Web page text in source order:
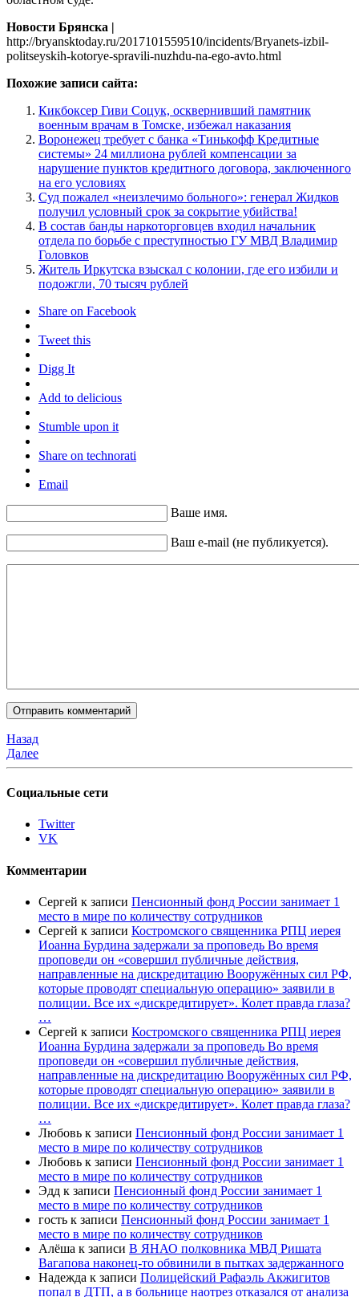
Новости Брянска |
http://bryansktoday.ru/2017101559510/incidents/Bryanets-izbil-
politseyskih-kotorye-spravili-nuzhdu-na-ego-avto.html
Похожие записи сайта:
Кикбоксер Гиви Соцук, осквернивший памятник
военным врачам в Томске, избежал наказания
Воронежец требует с банка «Тинькофф Кредитные
системы» 24 миллиона рублей компенсации за
нарушение пунктов кредитного договора, заключенного
на его условиях
Суд пожалел «неизлечимо больного»: генерал Жидков
получил условный срок за сокрытие убийства!
В состав банды наркоторговцев входил начальник
отдела по борьбе с преступностью ГУ МВД Владимир
Головков
Житель Иркутска взыскал с колонии, где его избили и
подожгли, 70 тысяч рублей
Share on Facebook
Tweet this
Digg It
Add to delicious
Stumble upon it
Share on technorati
Email
Ваше имя.
Ваш e-mail (не публикуется).
Назад
Далее
Социальные сети
Twitter
VK
Комментарии
Сергей к записи Пенсионный фонд России занимает 1
место в мире по количеству сотрудников
Сергей к записи Костромского священника РПЦ иерея
Иоанна Бурдина задержали за проповедь Во время
проповеди он «совершил публичные действия,
направленные на дискредитацию Вооружённых сил РФ,
которые проводят специальную операцию» заявили в
полиции. Все их «дискредитирует». Колет правда глаза?
…
Сергей к записи Костромского священника РПЦ иерея
Иоанна Бурдина задержали за проповедь Во время
проповеди он «совершил публичные действия,
направленные на дискредитацию Вооружённых сил РФ,
которые проводят специальную операцию» заявили в
полиции. Все их «дискредитирует». Колет правда глаза?
…
Любовь к записи Пенсионный фонд России занимает 1
место в мире по количеству сотрудников
Любовь к записи Пенсионный фонд России занимает 1
место в мире по количеству сотрудников
Эдд к записи Пенсионный фонд России занимает 1
место в мире по количеству сотрудников
гость к записи Пенсионный фонд России занимает 1
место в мире по количеству сотрудников
Алёша к записи В ЯНАО полковника МВД Ришата
Вагапова наконец-то обвинили в пытках задержанного
Надежда к записи Полицейский Рафаэль Акжигитов
попал в ДТП, а в больнице наотрез отказался от анализа